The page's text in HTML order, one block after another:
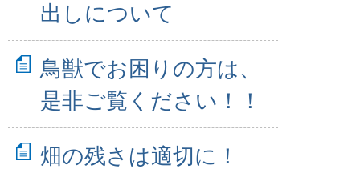
出しについて
鳥獣でお困りの方は、
是非ご覧ください！！
畑の残さは適切に！